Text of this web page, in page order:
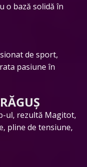
o bază solidă în
de sport,
pasiune în
ul, rezultă Magitot,
pline de tensiune,